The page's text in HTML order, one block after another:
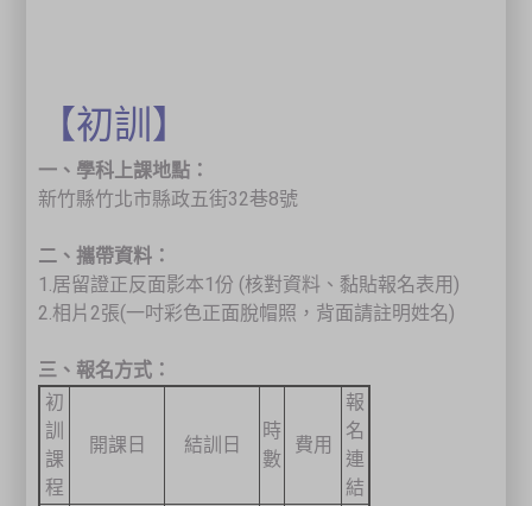
【初訓】
一 、學科上課地點：
新竹縣竹北市縣政五街32巷8號
二、攜帶資料：
1.居留證正反面影本1份 (核對資料、黏貼報名表用)
2.相片2張(一吋彩色正面脫帽照，背面請註明姓名)
三、報名方式：
初
訓
課
程
開課日 結訓日
時
數
費用
報
名
連
結